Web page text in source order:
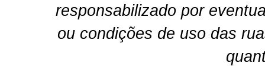
responsabilizado por
ou condições de uso das